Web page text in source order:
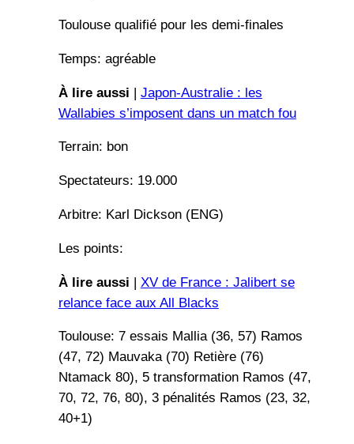
Toulouse qualifié pour les demi-finales
Temps: agréable
À lire aussi | Japon-Australie : les
Wallabies s’imposent dans un match fou
Terrain: bon
Spectateurs: 19.000
Arbitre: Karl Dickson (ENG)
Les points:
À lire aussi | XV de France : Jalibert se
relance face aux All Blacks
Toulouse: 7 essais Mallia (36, 57) Ramos
(47, 72) Mauvaka (70) Retière (76)
Ntamack 80), 5 transformation Ramos (47,
70, 72, 76, 80), 3 pénalités Ramos (23, 32,
40+1)